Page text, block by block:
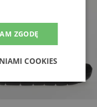
ZGODĘ
COOKIES